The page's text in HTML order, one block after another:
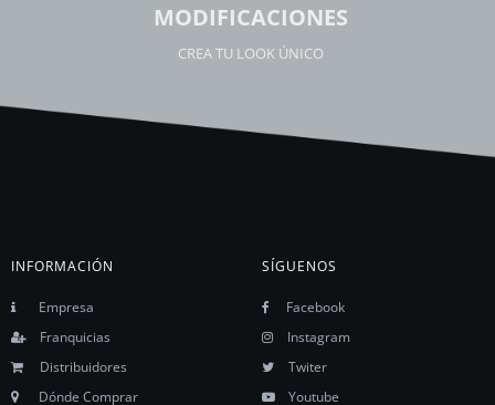
MODIFICACIONES
CREA TU LOOK ÚNICO
INFORMACIÓN
Empresa
Franquicias
Distribuidores
Dónde Comprar
SÍGUENOS
Facebook
Instagram
Twiter
Youtube